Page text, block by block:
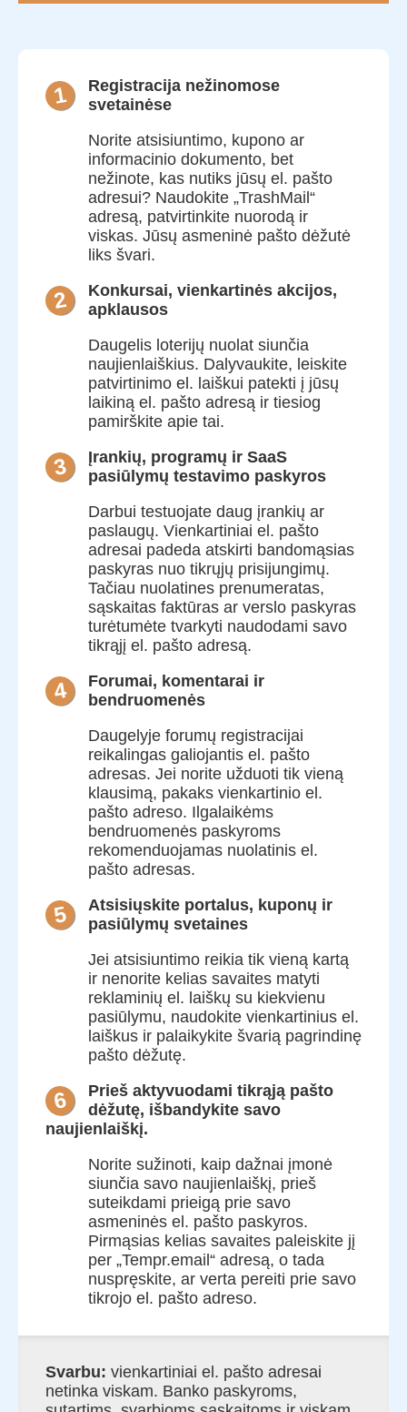
1
Registracija nežinomose
svetainėse
Norite atsisiuntimo, kupono ar
informacinio dokumento, bet
nežinote, kas nutiks jūsų el. pašto
adresui? Naudokite „TrashMail“
adresą, patvirtinkite nuorodą ir
viskas. Jūsų asmeninė pašto dėžutė
liks švari.
2
Konkursai, vienkartinės akcijos,
apklausos
Daugelis loterijų nuolat siunčia
naujienlaiškius. Dalyvaukite, leiskite
patvirtinimo el. laiškui patekti į jūsų
laikiną el. pašto adresą ir tiesiog
pamirškite apie tai.
3
Įrankių, programų ir SaaS
pasiūlymų testavimo paskyros
Darbui testuojate daug įrankių ar
paslaugų. Vienkartiniai el. pašto
adresai padeda atskirti bandomąsias
paskyras nuo tikrųjų prisijungimų.
Tačiau nuolatines prenumeratas,
sąskaitas faktūras ar verslo paskyras
turėtumėte tvarkyti naudodami savo
tikrąjį el. pašto adresą.
4
Forumai, komentarai ir
bendruomenės
Daugelyje forumų registracijai
reikalingas galiojantis el. pašto
adresas. Jei norite užduoti tik vieną
klausimą, pakaks vienkartinio el.
pašto adreso. Ilgalaikėms
bendruomenės paskyroms
rekomenduojamas nuolatinis el.
pašto adresas.
5
Atsisiųskite portalus, kuponų ir
pasiūlymų svetaines
Jei atsisiuntimo reikia tik vieną kartą
ir nenorite kelias savaites matyti
reklaminių el. laiškų su kiekvienu
pasiūlymu, naudokite vienkartinius el.
laiškus ir palaikykite švarią pagrindinę
pašto dėžutę.
6
Prieš aktyvuodami tikrąją pašto
dėžutę, išbandykite savo
naujienlaiškį.
Norite sužinoti, kaip dažnai įmonė
siunčia savo naujienlaiškį, prieš
suteikdami prieigą prie savo
asmeninės el. pašto paskyros.
Pirmąsias kelias savaites paleiskite jį
per „Tempr.email“ adresą, o tada
nuspręskite, ar verta pereiti prie savo
tikrojo el. pašto adreso.
Svarbu: vienkartiniai el. pašto adresai
netinka viskam. Banko paskyroms,